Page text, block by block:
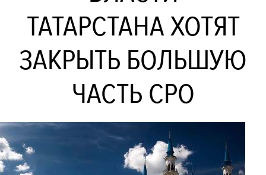
ТАТАРСТАНА ХОТЯТ
ЗАКРЫТЬ БОЛЬШУЮ
ЧАСТЬ СРО